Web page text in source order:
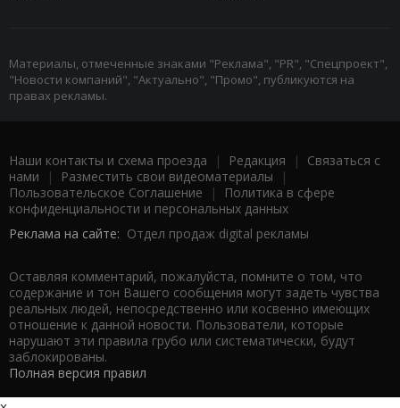
Материалы, отмеченные знаками "Реклама", "PR", "Спецпроект",
"Новости компаний", "Актуально", "Промо", публикуются на
правах рекламы.
Наши контакты и схема проезда | Редакция | Связаться с
нами | Разместить свои видеоматериалы |
Пользовательское Соглашение |
Политика в сфере
конфиденциальности и персональных данных
Реклама на сайте: Отдел продаж digital рекламы
Оставляя комментарий, пожалуйста, помните о том, что
содержание и тон Вашего сообщения могут задеть чувства
реальных людей, непосредственно или косвенно имеющих
отношение к данной новости. Пользователи, которые
нарушают эти правила грубо или систематически, будут
заблокированы.
Полная версия правил